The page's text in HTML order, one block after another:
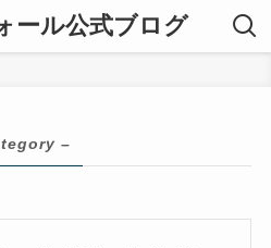
ール公式ブログ
–